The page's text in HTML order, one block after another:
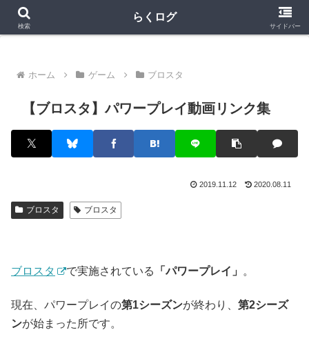
クラロワ クラロワリーグ プロスピA
ホーム ゲーム ブロスタ
【ブロスタ】パワープレイ動画リンク集
2019.11.12 2020.08.11
ブロスタ ブロスタ
ブロスタ で実施されている 「パワープレイ」 。
現在、パワープレイの第1シーズンが終わり、 第2シーズ
ンが始まった所です。
検索
らくログ
サイドバー